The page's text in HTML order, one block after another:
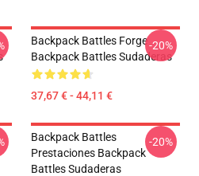
Backpack Battles Forge
Backpack Battles Sudaderas
37,67 € - 44,11 €
-20%
Backpack Battles
Prestaciones Backpack
Battles Sudaderas
-20%